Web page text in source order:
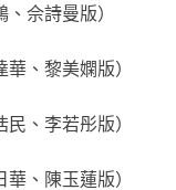
佘詩曼版）
、黎美嫻版）
、李若彤版）
、陳玉蓮版）